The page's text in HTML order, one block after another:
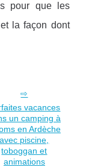
pour que les
la façon dont
vacances
un camping à
en Ardèche
avec piscine,
toboggan et
animations